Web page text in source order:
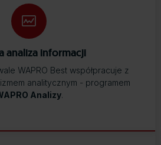
analiza informacji
WAPRO Best współpracuje z
analitycznym - programem
Analizy.